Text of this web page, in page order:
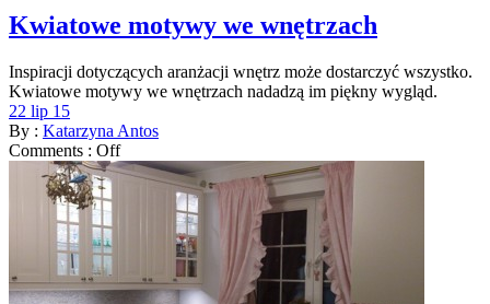
Kwiatowe motywy we wnętrzach
Inspiracji dotyczących aranżacji wnętrz może dostarczyć wszystko.
Kwiatowe motywy we wnętrzach nadadzą im piękny wygląd.
22 lip 15
By : Katarzyna Antos
Comments : Off